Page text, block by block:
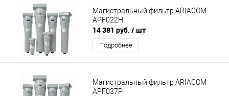
Магистральный фильтр ARIACOM
APF022H
14 381 руб. / шт
Подробнее
Магистральный фильтр ARIACOM
APF037P